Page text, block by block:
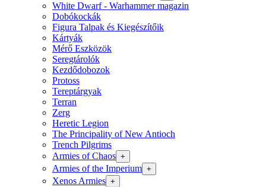
White Dwarf - Warhammer magazin
Dobókockák
Figura Talpak és Kiegészítőik
Kártyák
Mérő Eszközök
Seregtárolók
Kezdődobozok
Protoss
Tereptárgyak
Terran
Zerg
Heretic Legion
The Principality of New Antioch
Trench Pilgrims
Armies of Chaos +
Armies of the Imperium +
Xenos Armies +